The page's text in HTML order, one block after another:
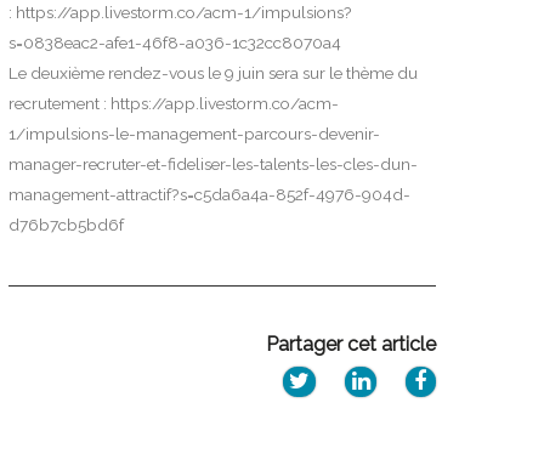
: https://app.livestorm.co/acm-1/impulsions?
s=0838eac2-afe1-46f8-a036-1c32cc8070a4
Le deuxième rendez-vous le 9 juin sera sur le thème du
recrutement : https://app.livestorm.co/acm-
1/impulsions-le-management-parcours-devenir-
manager-recruter-et-fideliser-les-talents-les-cles-dun-
management-attractif?s=c5da6a4a-852f-4976-904d-
d76b7cb5bd6f
Partager cet article